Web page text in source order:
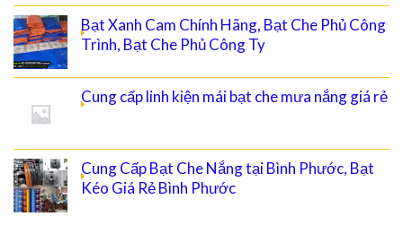
Bạt Xanh Cam Chính Hãng, Bạt Che Phủ Công
Trình, Bạt Che Phủ Công Ty
Cung cấp linh kiện mái bạt che mưa nắng giá rẻ
Cung Cấp Bạt Che Nắng tại Bình Phước, Bạt
Kéo Giá Rẻ Bình Phước